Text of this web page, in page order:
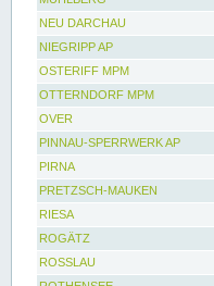
NEU DARCHAU
NIEGRIPP AP
OSTERIFF MPM
OTTERNDORF MPM
OVER
PINNAU-SPERRWERK AP
PIRNA
PRETZSCH-MAUKEN
RIESA
ROGÄTZ
ROSSLAU